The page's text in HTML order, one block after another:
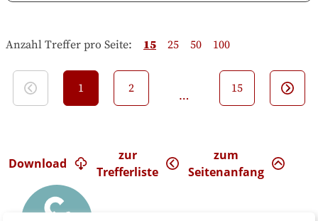
Anzahl Treffer pro Seite: 15 25 50 100
1 2
…
15
zum
Seitenanfang
zur
Trefferliste
Download